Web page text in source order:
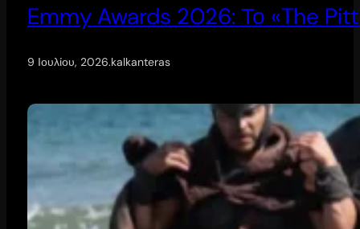
Emmy Awards 2026: Το «The
9 Ιουλίου, 2026.kalkanteras